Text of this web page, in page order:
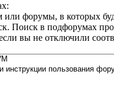
форумы, в которых
Поиск в подфорумах
вы не отключили